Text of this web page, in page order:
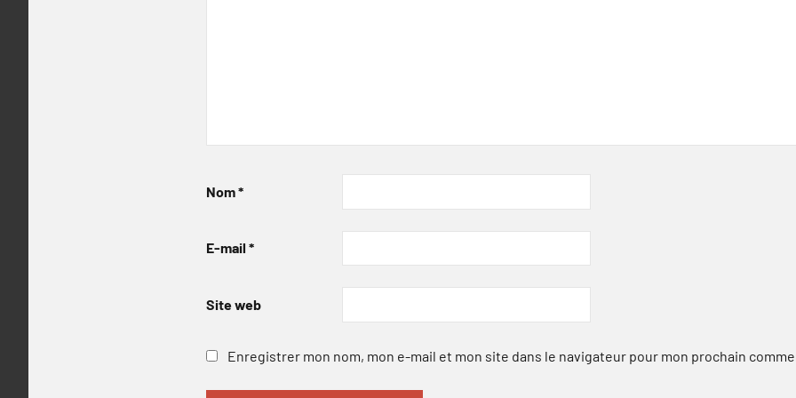
Nom*
E-mail *
Site web
Enregistrer mon nom, mon e-mail et mon site dans le navigateur pour mon prochain